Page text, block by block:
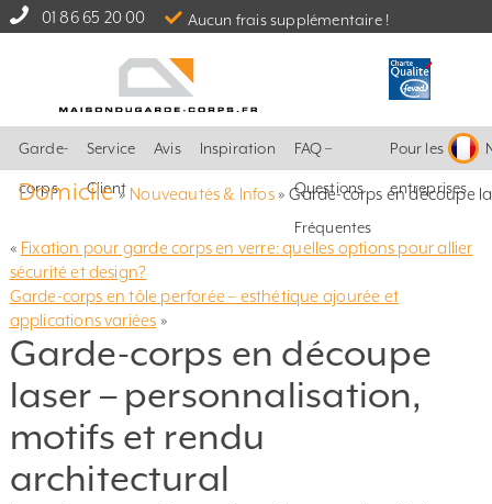
01 86 65 20 00 Aucun frais supplémentaire !
Garde-
corps
Service
Client
Avis Inspiration FAQ –
Questions
Fréquentes
Pour les
entreprises
Domicile» Nouveautés & Infos»Garde-corps en découpe
« Fixation pour garde corps en verre: quelles options pour allier
sécurité et design?
Garde-corps en tôle perforée – esthétique ajourée et
applications variées »
Garde-corps en découpe
laser – personnalisation,
motifs et rendu
architectural